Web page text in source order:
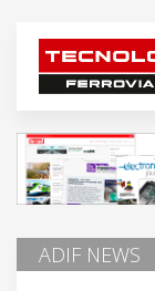
ADIF NEWS